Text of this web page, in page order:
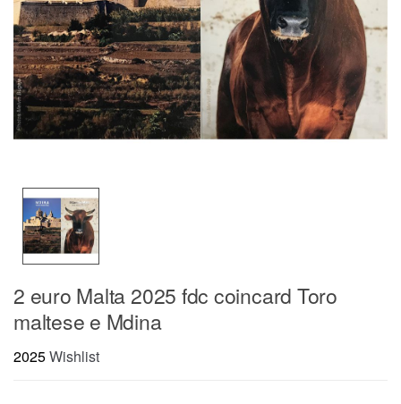
2 euro Malta 2025 fdc coincard Toro
maltese e Mdina
2025Wishlist